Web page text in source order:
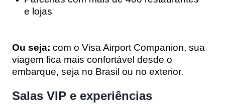
e lojas
Ou seja: com o Visa Airport Companion, sua
viagem fica mais confortável desde o
embarque, seja no Brasil ou no exterior.
Salas VIP e experiências